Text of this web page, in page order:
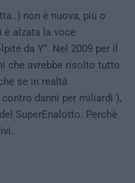
non è nuova, più o
alzata la voce
da Y”. Nel 2009 per il
che avrebbe risolto tutto
se in realtà
danni per miliardi ),
SuperEnalotto. Perchè